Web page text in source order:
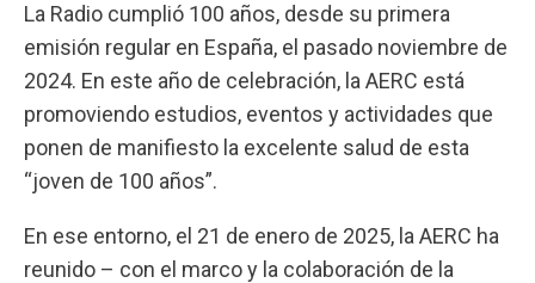
La Radio cumplió 100 años, desde su primera
emisión regular en España, el pasado noviembre de
2024. En este año de celebración, la AERC está
promoviendo estudios, eventos y actividades que
ponen de manifiesto la excelente salud de esta
“joven de 100 años”.
En ese entorno, el 21 de enero de 2025, la AERC ha
reunido – con el marco y la colaboración de la